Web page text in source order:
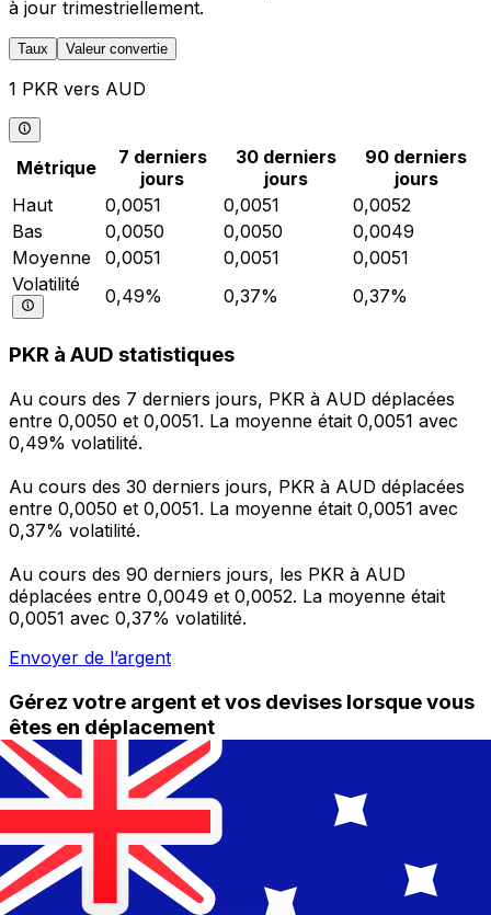
à jour trimestriellement.
Taux Valeur convertie
1 PKR vers AUD
Métrique
7 derniers
jours
30 derniers
jours
90 derniers
jours
Haut
0,0051 0,0051
0,0052
Bas
0,0050 0,0050
0,0049
Moyenne
0,0051 0,0051
0,0051
Volatilité
0,49% 0,37% 0,37%
PKR à AUD statistiques
Au cours des 7 derniers jours, PKR à AUD déplacées
entre 0,0050 et 0,0051. La moyenne était 0,0051 avec
0,49% volatilité.
Au cours des 30 derniers jours, PKR à AUD déplacées
entre 0,0050 et 0,0051. La moyenne était 0,0051 avec
0,37% volatilité.
Au cours des 90 derniers jours, les PKR à AUD
déplacées entre 0,0049 et 0,0052. La moyenne était
0,0051 avec 0,37% volatilité.
Envoyer de l’argent
Gérez votre argent et vos devises lorsque vous
êtes en déplacement
L'application Xe réunit toutes les fonctionnalités
nécessaires pour vos transferts d'argent internationaux
et la gestion de vos devises. Convertissez des devises,
programmez des alertes de taux et transférez de
l'argent à l'étranger sans frais cachés. Téléchargez
l'application dès aujourd'hui !